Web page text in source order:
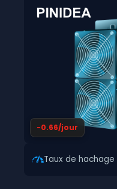
-0.66/jour
Taux de hachage